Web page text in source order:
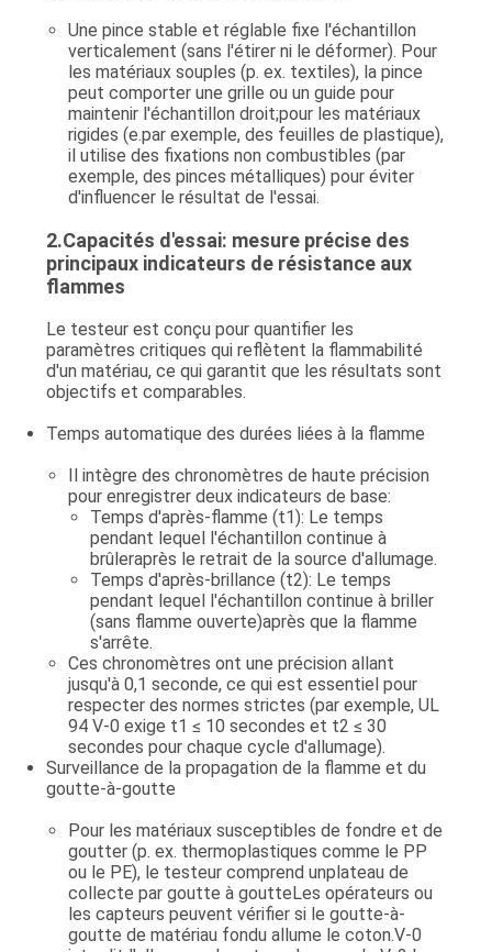
Une pince stable et réglable fixe l'échantillon
verticalement (sans l'étirer ni le déformer). Pour
les matériaux souples (p. ex. textiles), la pince
peut comporter une grille ou un guide pour
maintenir l'échantillon droit;pour les matériaux
rigides (e.par exemple, des feuilles de plastique),
il utilise des fixations non combustibles (par
exemple, des pinces métalliques) pour éviter
d'influencer le résultat de l'essai.
2.Capacités d'essai: mesure précise des
principaux indicateurs de résistance aux
flammes
Le testeur est conçu pour quantifier les
paramètres critiques qui reflètent la flammabilité
d'un matériau, ce qui garantit que les résultats sont
objectifs et comparables.
Temps automatique des durées liées à la flamme
Il intègre des chronomètres de haute précision
pour enregistrer deux indicateurs de base:
Temps d'après-flamme (t1): Le temps
pendant lequel l'échantillon continue à
brûleraprès le retrait de la source d'allumage.
Temps d'après-brillance (t2): Le temps
pendant lequel l'échantillon continue à briller
(sans flamme ouverte)après que la flamme
s'arrête.
Ces chronomètres ont une précision allant
jusqu'à 0,1 seconde, ce qui est essentiel pour
respecter des normes strictes (par exemple, UL
94 V-0 exige t1 ≤ 10 secondes et t2 ≤ 30
secondes pour chaque cycle d'allumage).
Surveillance de la propagation de la flamme et du
goutte-à-goutte
Pour les matériaux susceptibles de fondre et de
goutter (p. ex. thermoplastiques comme le PP
ou le PE), le testeur comprend unplateau de
collecte par goutte à goutteLes opérateurs ou
les capteurs peuvent vérifier si le goutte-à-
goutte de matériau fondu allume le coton.V-0